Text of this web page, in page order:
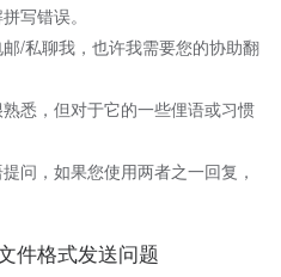
写错误。
/私聊我，也许我需要您的协助翻
悉，但对于它的一些俚语或习惯
问，如果您使用两者之一回复，
件格式发送问题